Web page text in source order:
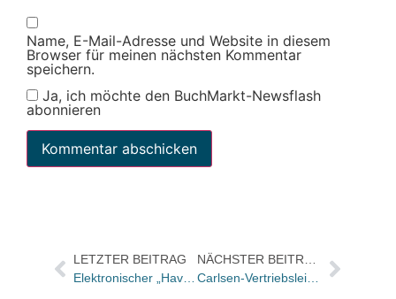
Name, E-Mail-Adresse und Website in diesem
Browser für meinen nächsten Kommentar
speichern.
Ja, ich möchte den BuchMarkt-Newsflash
abonnieren
LETZTER BEITRAG
Elektronischer „Havemann“ jetzt herunterladbar